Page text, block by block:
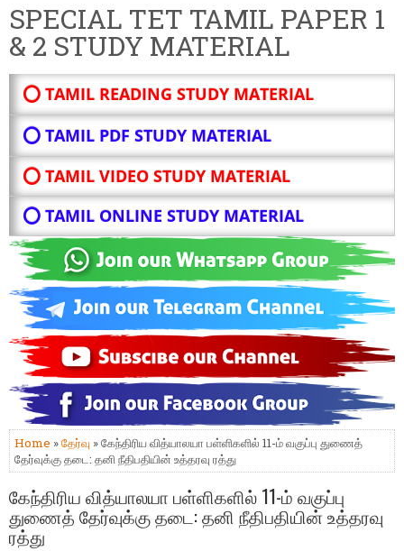
SPECIAL TET TAMIL PAPER 1
& 2 STUDY MATERIAL
⭕ TAMIL READING STUDY MATERIAL
⭕ TAMIL PDF STUDY MATERIAL
⭕ TAMIL VIDEO STUDY MATERIAL
⭕ TAMIL ONLINE STUDY MATERIAL
Home »தேர்வு » கேந்திரிய வித்யாலயா பள்ளிகளில் 11-ம் வகுப்பு துணைத்
தேர்வுக்கு தடை: தனி நீதிபதியின் உத்தரவு ரத்து
கேந்திரிய வித்யாலயா பள்ளிகளில் 11-ம் வகுப்பு
துணைத் தேர்வுக்கு தடை: தனி நீதிபதியின் உத்தரவு
ரத்து